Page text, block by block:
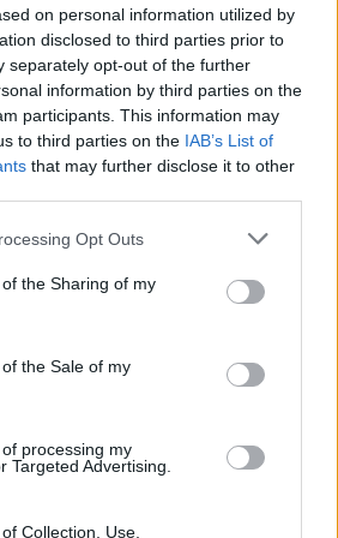
on personal information utilized by
disclosed to third parties prior to
separately opt-out of the further
information by third parties on the
participants. This information may
to third parties on the IAB’s List of
that may further disclose it to other
Opt Outs
the Sharing of my
the Sale of my
processing my
Targeted Advertising.
Collection, Use,
2026 11:41
- ΨΥΧΑΓΩΓΊΑ
Έξι σημαντικοί λόγοι για
βάλουμε στη διατροφή μας
2026 10:25
Ο καιρός της Κυριακής 9
2026 08:50
2026 08:45
στον Κάβρο Χανίων – Νεκρή
τουρίστρια στη θάλασσα